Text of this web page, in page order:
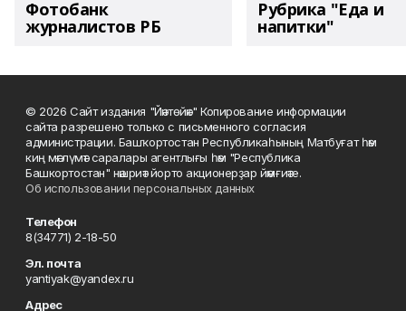
Фотобанк
журналистов РБ
Рубрика "Еда и
напитки"
© 2026 Сайт издания "Йәнтөйәк" Копирование информации
сайта разрешено только с письменного согласия
администрации. Башҡортостан Республикаһының Матбуғат һәм
киң мәғлүмәт саралары агентлығы һәм "Республика
Башкортостан" нәшриәт йорто акционерҙар йәмғиәте.
Об использовании персональных данных
Телефон
8(34771) 2-18-50
Эл. почта
yantiyak@yandex.ru
Адрес